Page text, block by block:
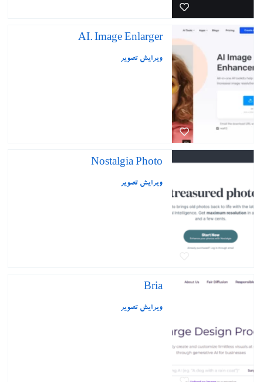
AI. Image Enlarger
ویرایش تصویر
Nostalgia Photo
ویرایش تصویر
Bria
ویرایش تصویر